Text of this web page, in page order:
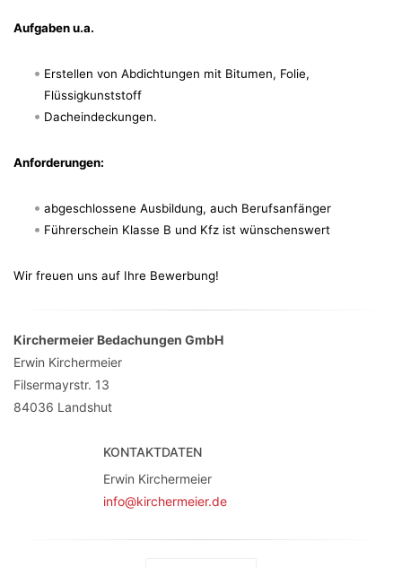
Aufgaben u.a.
Erstellen von Abdichtungen mit Bitumen, Folie,
Flüssigkunststoff
Dacheindeckungen.
Anforderungen:
abgeschlossene Ausbildung, auch Berufsanfänger
Führerschein Klasse B und Kfz ist wünschenswert
Wir freuen uns auf Ihre Bewerbung!
Kirchermeier Bedachungen GmbH
Erwin Kirchermeier
Filsermayrstr. 13
84036 Landshut
KONTAKTDATEN
Erwin Kirchermeier
info@kirchermeier.de